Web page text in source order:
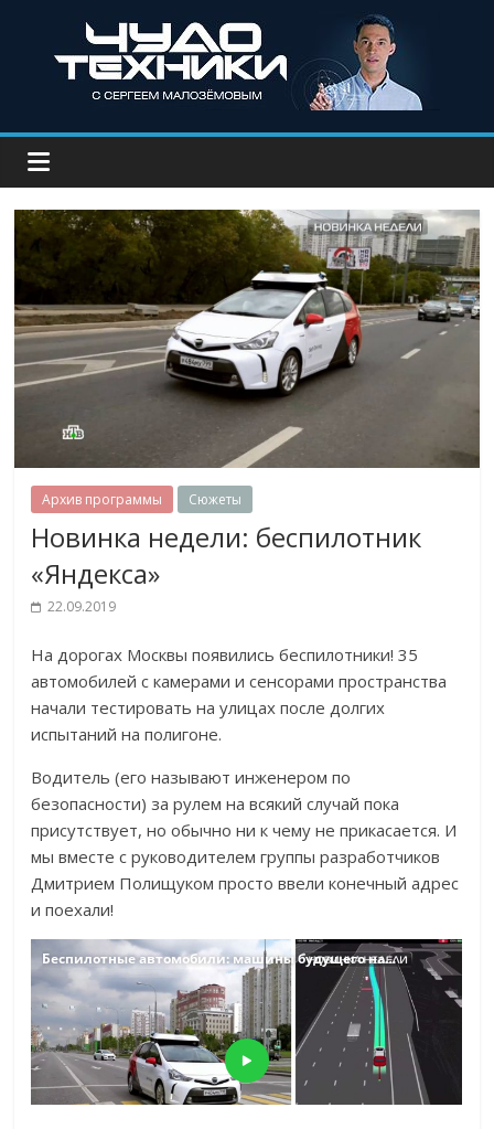
Архив программы Сюжеты
Новинка недели: беспилотник
«Яндекса»
22.09.2019
На дорогах Москвы появились беспилотники! 35
автомобилей с камерами и сенсорами пространства
начали тестировать на улицах после долгих
испытаний на полигоне.
Водитель (его называют инженером по
безопасности) за рулем на всякий случай пока
присутствует, но обычно ни к чему не прикасается. И
мы вместе с руководителем группы разработчиков
Дмитрием Полищуком просто ввели конечный адрес
и поехали!